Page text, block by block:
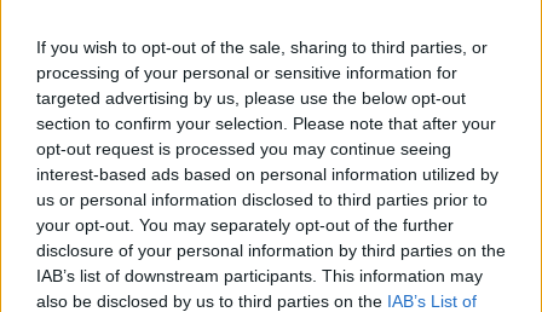
If you wish to opt-out of the sale, sharing to third parties, or
processing of your personal or sensitive information for
targeted advertising by us, please use the below opt-out
section to confirm your selection. Please note that after your
opt-out request is processed you may continue seeing
interest-based ads based on personal information utilized by
us or personal information disclosed to third parties prior to
your opt-out. You may separately opt-out of the further
disclosure of your personal information by third parties on the
IAB’s list of downstream participants. This information may
also be disclosed by us to third parties on the IAB’s List of